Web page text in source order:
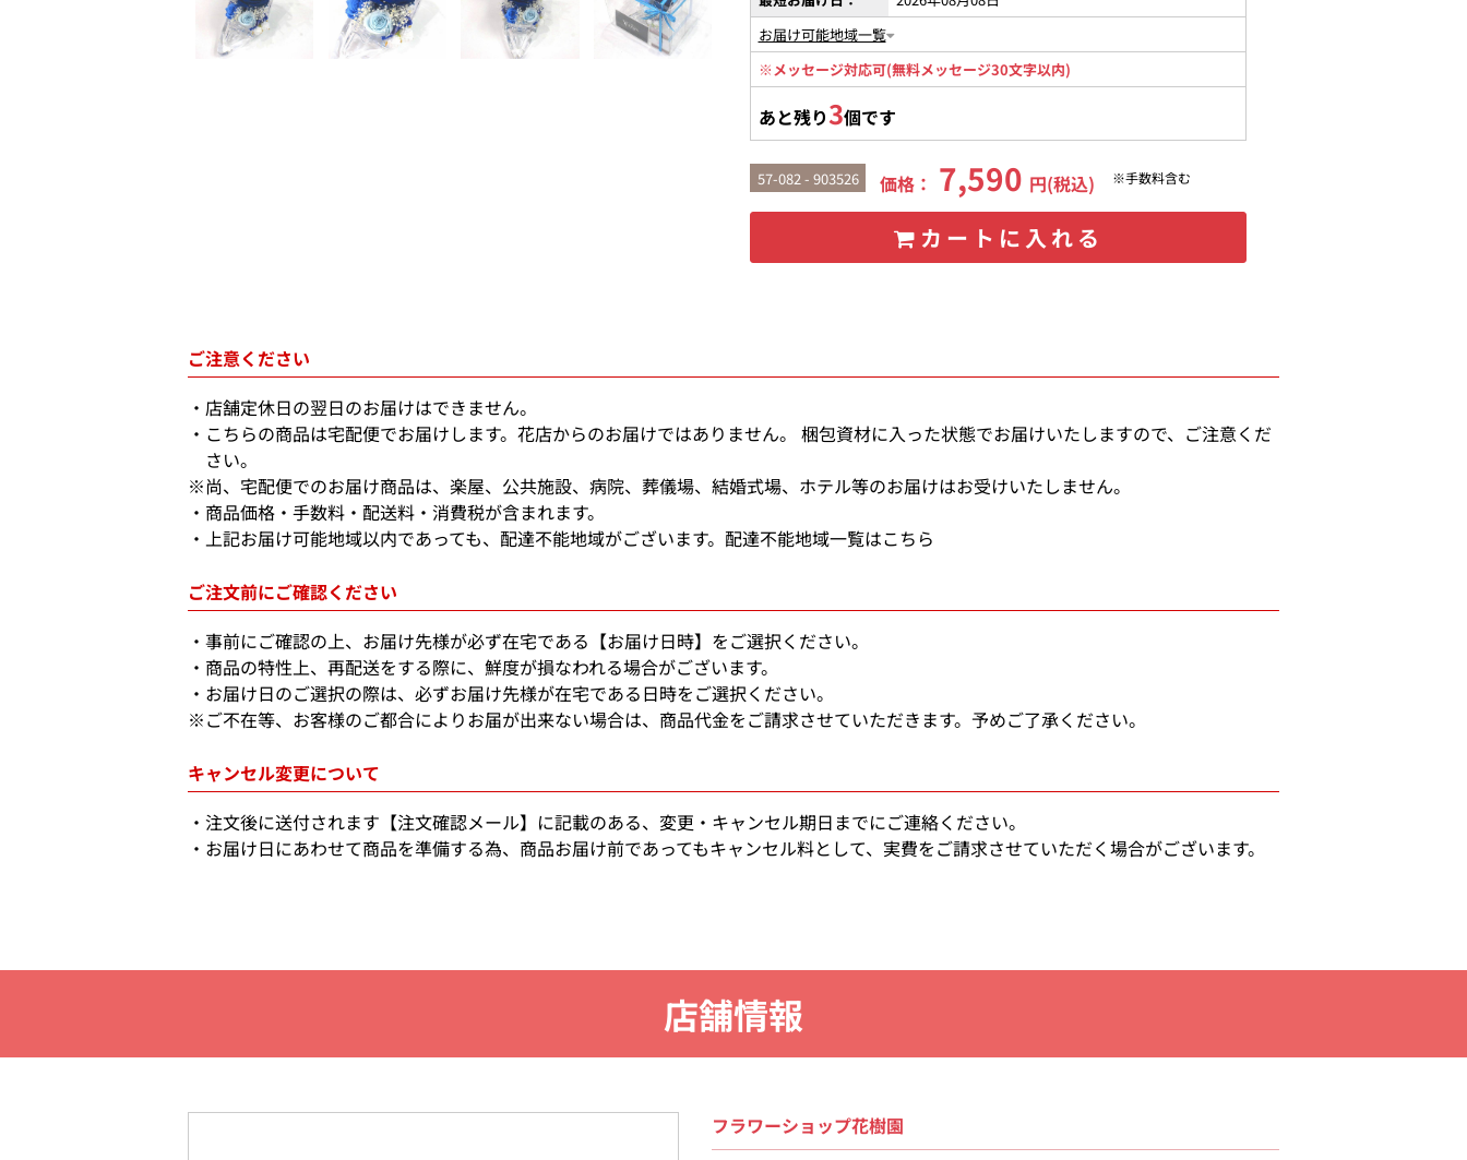
お届け可能地域一覧
※メッセージ対応可(無料メッセージ30文字以内)
あと残り3個です
57-082 - 903526 価格： 7,590 円(税込) ※手数料含む
カートに入れる
ご注意ください
店舗定休日の翌日のお届けはできません。
こちらの商品は宅配便でお届けします。花店からのお届けではありません。 梱包資材に入った状態でお届けいたしますので、ご注意くだ
さい。
※尚、宅配便でのお届け商品は、楽屋、公共施設、病院、葬儀場、結婚式場、ホテル等のお届けはお受けいたしません。
商品価格・手数料・配送料・消費税が含まれます。
上記お届け可能地域以内であっても、配達不能地域がございます。 配達不能地域一覧はこちら
ご注文前にご確認ください
事前にご確認の上、お届け先様が必ず在宅である【お届け日時】をご選択ください。
商品の特性上、再配送をする際に、鮮度が損なわれる場合がございます。
お届け日のご選択の際は、必ずお届け先様が在宅である日時をご選択ください。
※ご不在等、お客様のご都合によりお届が出来ない場合は、商品代金をご請求させていただきます。予めご了承ください。
キャンセル変更について
注文後に送付されます【注文確認メール】に記載のある、変更・キャンセル期日までにご連絡ください。
お届け日にあわせて商品を準備する為、商品お届け前であってもキャンセル料として、実費をご請求させていただく場合がございます。
店舗情報
フラワーショップ花樹園